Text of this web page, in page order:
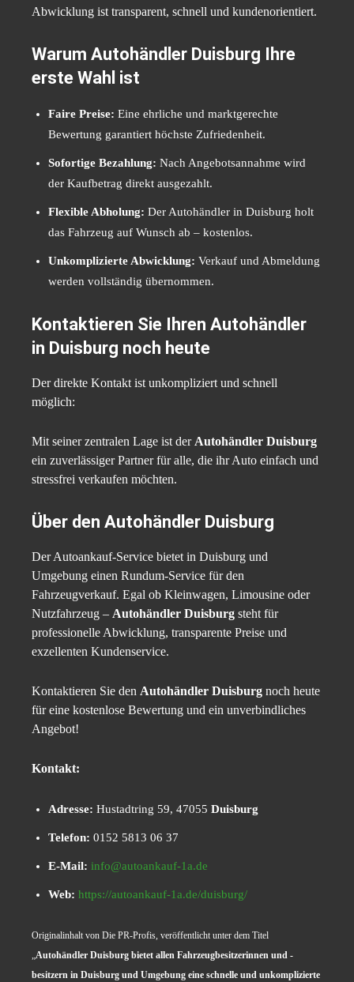
Abwicklung ist transparent, schnell und kundenorientiert.
Warum Autohändler Duisburg Ihre
erste Wahl ist
Faire Preise: Eine ehrliche und marktgerechte
Bewertung garantiert höchste Zufriedenheit.
Sofortige Bezahlung: Nach Angebotsannahme wird
der Kaufbetrag direkt ausgezahlt.
Flexible Abholung: Der Autohändler in Duisburg holt
das Fahrzeug auf Wunsch ab – kostenlos.
Unkomplizierte Abwicklung: Verkauf und Abmeldung
werden vollständig übernommen.
Kontaktieren Sie Ihren Autohändler
in Duisburg noch heute
Der direkte Kontakt ist unkompliziert und schnell
möglich:
Mit seiner zentralen Lage ist der Autohändler Duisburg
ein zuverlässiger Partner für alle, die ihr Auto einfach und
stressfrei verkaufen möchten.
Über den Autohändler Duisburg
Der Autoankauf-Service bietet in Duisburg und
Umgebung einen Rundum-Service für den
Fahrzeugverkauf. Egal ob Kleinwagen, Limousine oder
Nutzfahrzeug – Autohändler Duisburg steht für
professionelle Abwicklung, transparente Preise und
exzellenten Kundenservice.
Kontaktieren Sie den Autohändler Duisburg noch heute
für eine kostenlose Bewertung und ein unverbindliches
Angebot!
Kontakt:
Adresse: Hustadtring 59, 47055 Duisburg
Telefon: 0152 5813 06 37
E-Mail: info@autoankauf-1a.de
Web: https://autoankauf-1a.de/duisburg/
Originalinhalt von Die PR-Profis, veröffentlicht unter dem Titel
Autohändler Duisburg bietet allen Fahrzeugbesitzerinnen und -
besitzern in Duisburg und Umgebung eine schnelle und unkomplizierte